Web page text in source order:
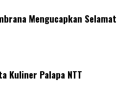
Mengucapkan Selamat
Kuliner Palapa NTT